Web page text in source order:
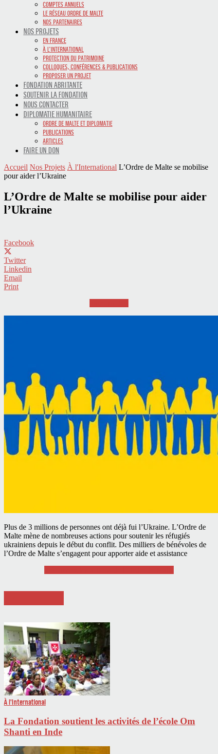
COMPTES ANNUELS
LE RÉSEAU ORDRE DE MALTE
NOS PARTENAIRES
NOS PROJETS
EN FRANCE
À L’INTERNATIONAL
PROTECTION DU PATRIMOINE
COLLOQUES, CONFÉRENCES & PUBLICATIONS
PROPOSER UN PROJET
FONDATION ABRITANTE
SOUTENIR LA FONDATION
NOUS CONTACTER
DIPLOMATIE HUMANITAIRE
ORDRE DE MALTE ET DIPLOMATIE
PUBLICATIONS
ARTICLES
FAIRE UN DON
Accueil Nos Projets À l'International L’Ordre de Malte se mobilise
pour aider l’Ukraine
L’Ordre de Malte se mobilise pour aider
l’Ukraine
Facebook
Twitter
Linkedin
Email
Print
Plus de 3 millions de personnes ont déjà fui l’Ukraine. L’Ordre de
Malte mène de nombreuses actions pour soutenir les réfugiés
ukrainiens depuis le début du conflit. Des milliers de bénévoles de
l’Ordre de Malte s’engagent pour apporter aide et assistance
À l'International
La Fondation soutient les activités de l’école Om
Shanti en Inde